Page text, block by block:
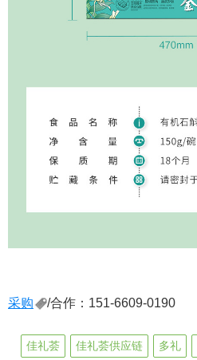
采购 /合作：151-6609-0190
佳礼荟 佳礼荟供应链 多礼